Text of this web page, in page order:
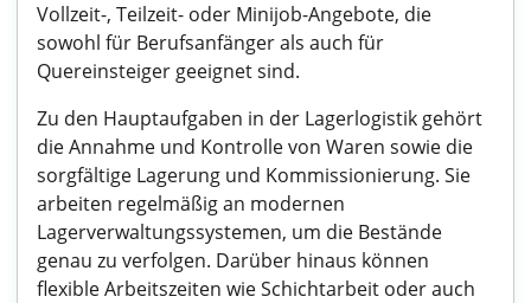
Vollzeit-, Teilzeit- oder Minijob-Angebote, die
sowohl für Berufsanfänger als auch für
Quereinsteiger geeignet sind.
Zu den Hauptaufgaben in der Lagerlogistik gehört
die Annahme und Kontrolle von Waren sowie die
sorgfältige Lagerung und Kommissionierung. Sie
arbeiten regelmäßig an modernen
Lagerverwaltungssystemen, um die Bestände
genau zu verfolgen. Darüber hinaus können
flexible Arbeitszeiten wie Schichtarbeit oder auch